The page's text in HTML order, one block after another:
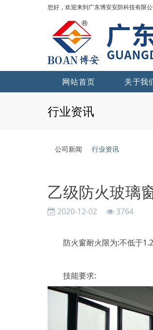
您好，欢迎来到广东博安安防科技有限公
网站首页 关于我
行业资讯
公司新闻 行业资讯
乙级防火玻璃
2020-12-02 3764
防火窗耐火限为:不低于1.2
技能要求: